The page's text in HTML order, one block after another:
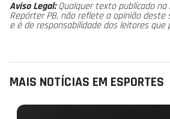
Aviso Legal:Qualquer texto publicado
Repórter PB, não reflete a opinião
e é de responsabilidade dos leitores que
MAIS NOTÍCIAS EM ESPORTES